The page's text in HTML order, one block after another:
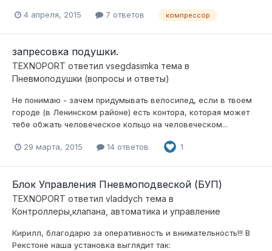
4 апреля, 2015 7 ответов компрессор
запресовка подушки.
TEXNOPORT ответил vsegdasimka тема в
Пневмоподушки (вопросы и ответы)
Не понимаю - зачем придумывать велосипед, если в твоем
городе (в Ленинском районе) есть контора, которая может
тебе обжать человеческое кольцо на человеческом...
29 марта, 2015 14 ответов 1
Блок Управления Пневмоподвеской (БУП)
TEXNOPORT ответил vladdych тема в
Контроллеры,клапана, автоматика и управление
Кирилл, благодарю за оперативность и внимательность!!! В
Рекстоне наша установка выглядит так: